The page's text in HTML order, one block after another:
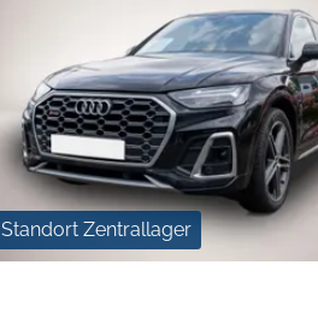
Standort Zentrallager